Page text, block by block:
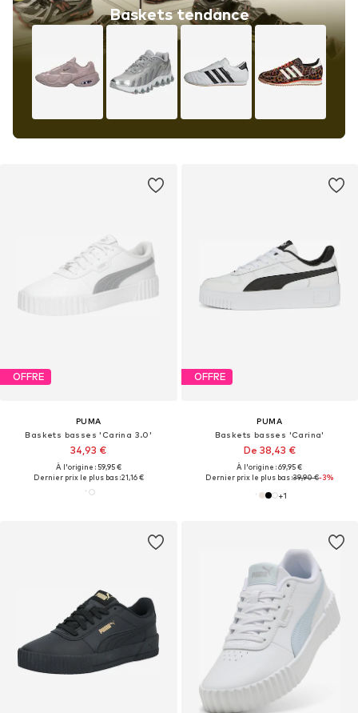
Baskets tendance
OFFRE
PUMA
Baskets basses 'Carina 3.0'
34,93 €
À l'origine : 59,95 €
Dernier prix le plus bas :21,16 €
OFFRE
PUMA
Baskets basses 'Carina'
De 38,43 €
À l'origine : 69,95 €
Dernier prix le plus bas :39,90 €-3%
+1